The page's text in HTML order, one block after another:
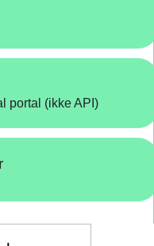
portal (ikke API)